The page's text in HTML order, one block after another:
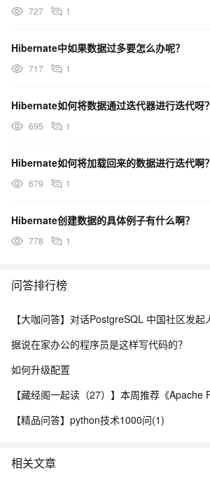
727 1
Hibernate中如果数据过多要怎么办呢？
717 1
Hibernate如何将数据通过迭代器进行迭代呀？
695 1
Hibernate如何将加载回来的数据进行迭代啊？
679 1
Hibernate创建数据的具体例子有什么啊？
778 1
问答排行榜
据说在家办公的程序员是这样写代码的？
如何升级配置
【精品问答】python技术1000问(1)
相关文章